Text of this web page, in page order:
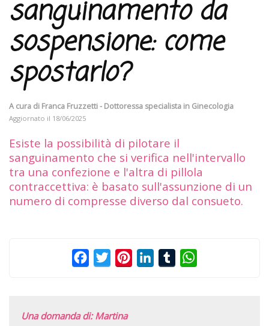
sanguinamento da
sospensione: come
spostarlo?
A cura di Franca Fruzzetti - Dottoressa specialista in Ginecologia
Aggiornato il 18/06/2025
Esiste la possibilità di pilotare il
sanguinamento che si verifica nell'intervallo
tra una confezione e l'altra di pillola
contraccettiva: è basato sull'assunzione di un
numero di compresse diverso dal consueto.
FacebookTwitterPinterestLinkedInTumblr
Una domanda di: Martina